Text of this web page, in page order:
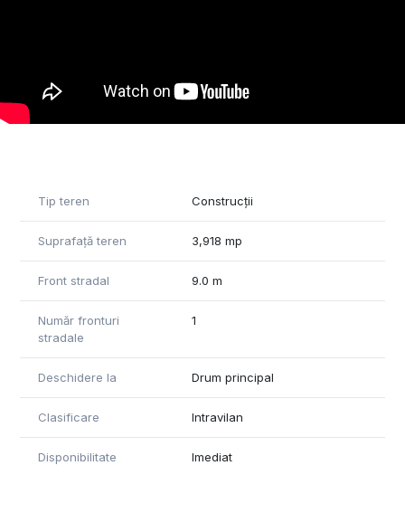
Tip teren Construcții
Suprafață teren 3,918 mp
Front stradal 9.0 m
Număr fronturi
stradale
1
Deschidere la Drum principal
Clasificare Intravilan
Disponibilitate Imediat